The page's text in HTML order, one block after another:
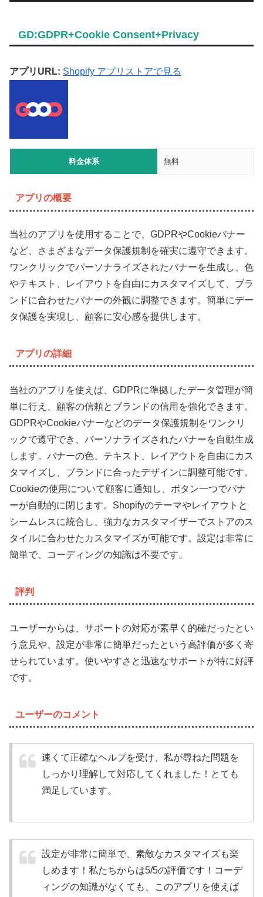
GD:GDPR+Cookie Consent+Privacy
アプリURL: Shopify アプリストアで見る
料金体系 無料
アプリの概要
当社のアプリを使用することで、GDPRやCookieバナー
など、さまざまなデータ保護規制を確実に遵守できます。
ワンクリックでパーソナライズされたバナーを生成し、色
やテキスト、レイアウトを自由にカスタマイズして、ブラ
ンドに合わせたバナーの外観に調整できます。簡単にデー
タ保護を実現し、顧客に安心感を提供します。
アプリの詳細
当社のアプリを使えば、GDPRに準拠したデータ管理が簡
単に行え、顧客の信頼とブランドの信用を強化できます。
GDPRやCookieバナーなどのデータ保護規制をワンクリ
ックで遵守でき、パーソナライズされたバナーを自動生成
します。バナーの色、テキスト、レイアウトを自由にカス
タマイズし、ブランドに合ったデザインに調整可能です。
Cookieの使用について顧客に通知し、ボタン一つでバナ
ーが自動的に閉じます。Shopifyのテーマやレイアウトと
シームレスに統合し、強力なカスタマイザーでストアのス
タイルに合わせたカスタマイズが可能です。設定は非常に
簡単で、コーディングの知識は不要です。
評判
ユーザーからは、サポートの対応が素早く的確だったとい
う意見や、設定が非常に簡単だったという高評価が多く寄
せられています。使いやすさと迅速なサポートが特に好評
です。
ユーザーのコメント
速くて正確なヘルプを受け、私が尋ねた問題を
しっかり理解して対応してくれました！とても
満足しています。
設定が非常に簡単で、素敵なカスタマイズも楽
しめます！私たちからは5/5の評価です！コーデ
ィングの知識がなくても、このアプリを使えば